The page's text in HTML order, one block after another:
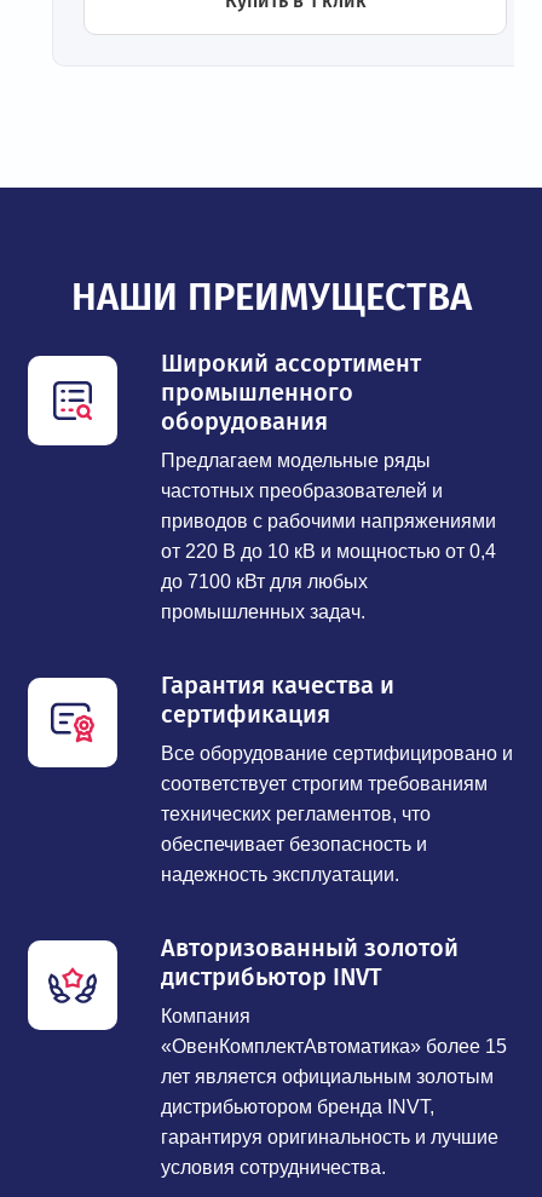
НАШИ ПРЕИМУЩЕСТВА
Широкий ассортимент
промышленного
оборудования
Предлагаем модельные ряды
частотных преобразователей и
приводов с рабочими напряжениями
от 220 В до 10 кВ и мощностью от 0,4
до 7100 кВт для любых
промышленных задач.
Гарантия качества и
сертификация
Все оборудование сертифицировано и
соответствует строгим требованиям
технических регламентов, что
обеспечивает безопасность и
надежность эксплуатации.
Авторизованный золотой
дистрибьютор INVT
Компания
«ОвенКомплектАвтоматика» более 15
лет является официальным золотым
дистрибьютором бренда INVT,
гарантируя оригинальность и лучшие
условия сотрудничества.